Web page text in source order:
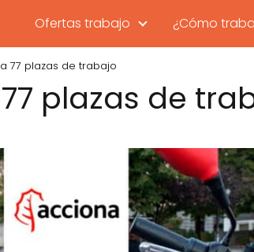
Ofertas trabajo ¿Cómo
77 plazas de trabajo
plazas de